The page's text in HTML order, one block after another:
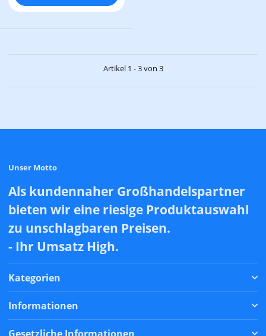
Artikel 1 - 3 von 3
Unser Motto
Als kundennaher Großhandelspartner
bieten wir eine riesige Produktauswahl
zu unschlagbaren Preisen.
- Ihr Umsatz High.
Kategorien
Informationen